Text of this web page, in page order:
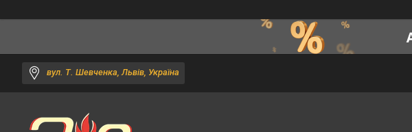
вул. Т. Шевченка, Львів, Україна